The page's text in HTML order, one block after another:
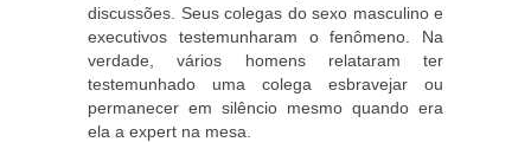
discussões. Seus colegas do sexo masculino e
executivos testemunharam o fenômeno. Na
verdade, vários homens relataram ter
testemunhado uma colega esbravejar ou
permanecer em silêncio mesmo quando era
ela a expert na mesa.